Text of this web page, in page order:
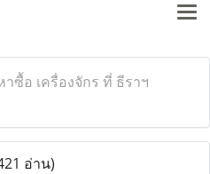
ซื้อ เครื่องจักร ที่ ธีราฯ
อ่าน)